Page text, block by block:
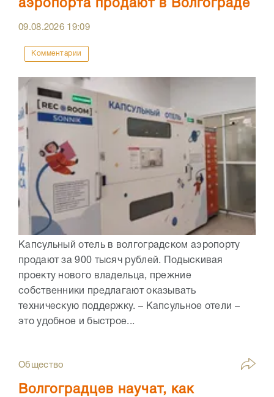
аэропорта продают в Волгограде
09.08.2026 19:09
Комментарии
Капсульный отель в волгоградском аэропорту
продают за 900 тысяч рублей. Подыскивая
проекту нового владельца, прежние
собственники предлагают оказывать
техническую поддержку. – Капсульное отели –
это удобное и быстрое...
Общество
Волгоградцев научат, как